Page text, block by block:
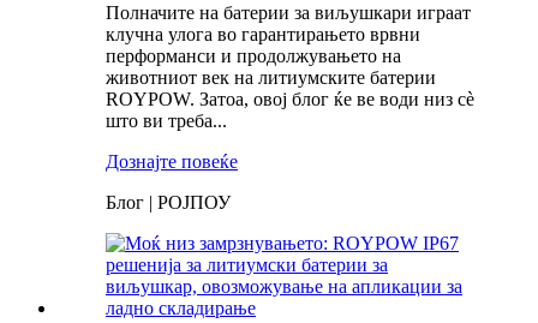
Полначите на батерии за виљушкари играат
клучна улога во гарантирањето врвни
перформанси и продолжувањето на
животниот век на литиумските батерии
ROYPOW. Затоа, овој блог ќе ве води низ сè
што ви треба...
Дознајте повеќе
Блог | РОЈПОУ